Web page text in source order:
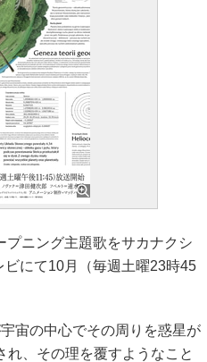
ニング主題歌をサカナクシ
にて10月（毎週土曜23時45
宙の中心でその周りを惑星が
れ、その理を覆すようなこと